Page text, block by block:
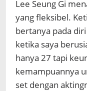
Lee Seung Gi
yang fleksibel.
bertanya pada
ketika saya
hanya 27 tapi
kemampuannya
set dengan